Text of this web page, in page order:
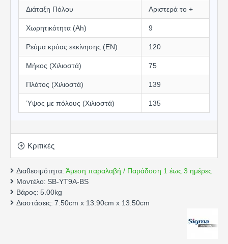
Διάταξη Πόλου Αριστερά το +
Χωρητικότητα (Αh) 9
Ρεύμα κρύας εκκίνησης (EN) 120
Μήκος (Χιλιοστά) 75
Πλάτος (Χιλιοστά) 139
Ύψος με πόλους (Χιλιοστά) 135
Κριτικές
Διαθεσιμότητα: Άμεση παραλαβή / Παράδοση 1 έως 3 ημέρες
Μοντέλο: SB-YT9A-BS
Βάρος: 5.00kg
Διαστάσεις: 7.50cm x 13.90cm x 13.50cm